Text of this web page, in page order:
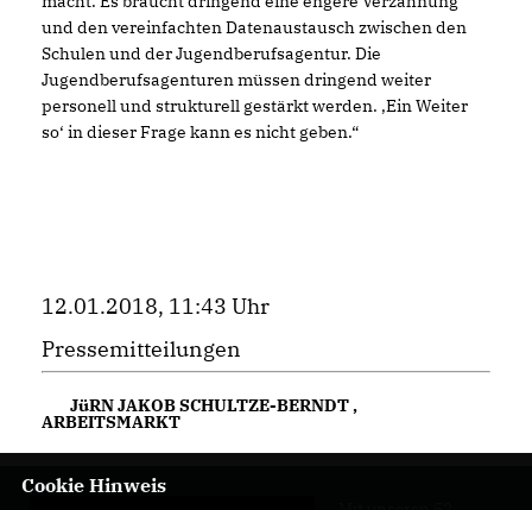
und den vereinfachten Datenaustausch zwischen den
Schulen und der Jugendberufsagentur. Die
Jugendberufsagenturen müssen dringend weiter
personell und strukturell gestärkt werden. ‚Ein Weiter
so‘ in dieser Frage kann es nicht geben.“
12.01.2018, 11:43 Uhr
Pressemitteilungen
JüRN JAKOB SCHULTZE-BERNDT,
ARBEITSMARKT
Cookie Hinweis